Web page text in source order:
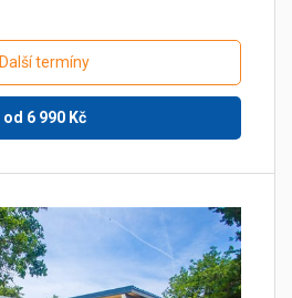
Další termíny
od 6 990Kč